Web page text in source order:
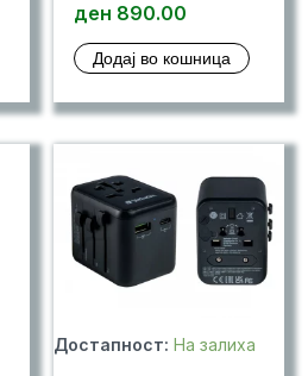
ден 890.00
Додај во кошница
Достапност: На залиха